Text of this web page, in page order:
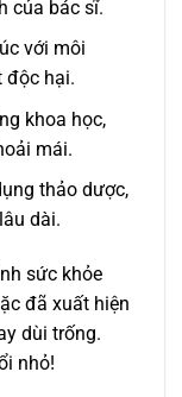
của bác sĩ.
với môi
độc hại.
khoa học,
mái.
thảo dược,
dài.
sức khỏe
đã xuất hiện
dùi trống.
nhỏ!